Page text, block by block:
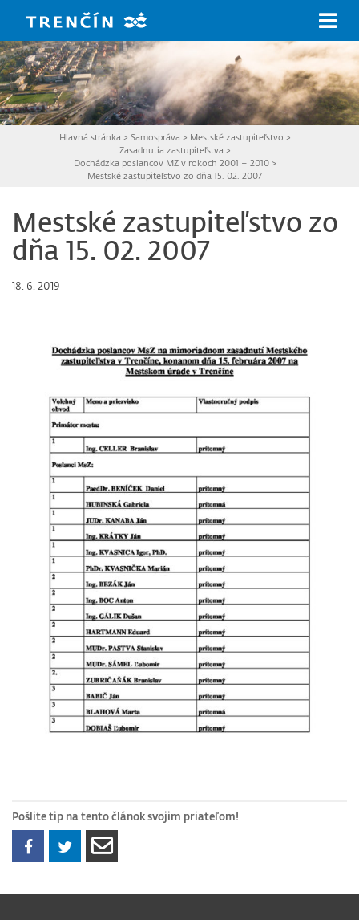
Hlavná stránka > Samospráva > Mestské zastupiteľstvo >
Zasadnutia zastupiteľstva >
Dochádzka poslancov MZ v rokoch 2001 – 2010>
Mestské zastupiteľstvo zo dňa 15. 02. 2007
Mestské zastupiteľstvo zo
dňa 15. 02. 2007
18. 6. 2019
Pošlite tip na tento článok svojim priateľom!